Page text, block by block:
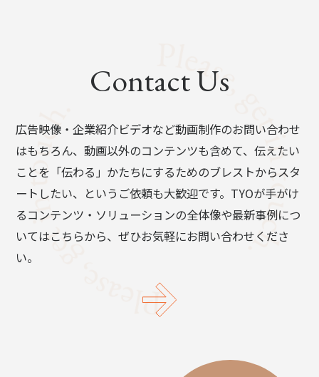
Contact Us
広告映像・企業紹介ビデオなど動画制作のお問い合わせ
はもちろん、動画以外のコンテンツも含めて、伝えたい
ことを「伝わる」かたちにするためのブレストからスタ
ートしたい、というご依頼も大歓迎です。TYOが手がけ
るコンテンツ・ソリューションの全体像や最新事例につ
いてはこちらから、ぜひお気軽にお問い合わせくださ
い。